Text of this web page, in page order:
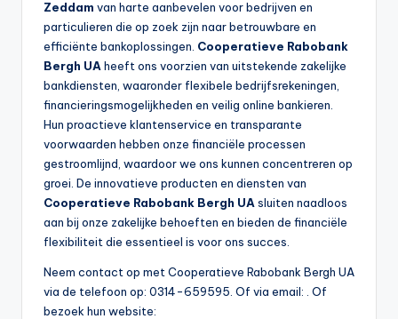
Zeddam van harte aanbevelen voor bedrijven en
particulieren die op zoek zijn naar betrouwbare en
efficiënte bankoplossingen. Cooperatieve Rabobank
Bergh UA heeft ons voorzien van uitstekende zakelijke
bankdiensten, waaronder flexibele bedrijfsrekeningen,
financieringsmogelijkheden en veilig online bankieren.
Hun proactieve klantenservice en transparante
voorwaarden hebben onze financiële processen
gestroomlijnd, waardoor we ons kunnen concentreren op
groei. De innovatieve producten en diensten van
Cooperatieve Rabobank Bergh UA sluiten naadloos
aan bij onze zakelijke behoeften en bieden de financiële
flexibiliteit die essentieel is voor ons succes.
Neem contact op met Cooperatieve Rabobank Bergh UA
via de telefoon op: 0314-659595. Of via email:
. Of
bezoek hun website: